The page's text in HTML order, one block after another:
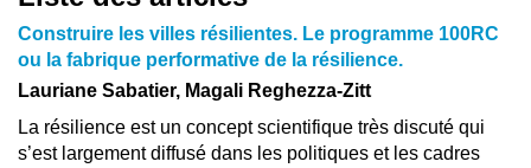
Construire les villes résilientes. Le programme 100RC
ou la fabrique performative de la résilience.
Lauriane Sabatier, Magali Reghezza-Zitt
La résilience est un concept scientifique très discuté qui
s’est largement diffusé dans les politiques et les cadres